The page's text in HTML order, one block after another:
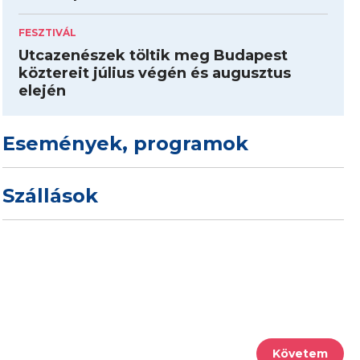
FESZTIVÁL
Utcazenészek töltik meg Budapest
köztereit július végén és augusztus
elején
Események, programok
Szállások
Követem